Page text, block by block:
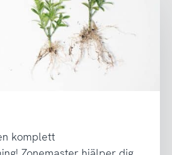
komplett